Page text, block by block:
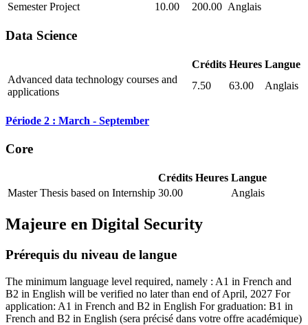
Semester Project
10.00 200.00 Anglais
Data Science
Crédits Heures Langue
Advanced data technology courses and
applications
7.50 63.00 Anglais
Période 2 : March - September
Core
Crédits Heures Langue
Master Thesis based on Internship 30.00 Anglais
Majeure en Digital Security
Prérequis du niveau de langue
The minimum language level required, namely : A1 in French and
B2 in English will be verified no later than end of April, 2027 For
application: A1 in French and B2 in English For graduation: B1 in
French and B2 in English (sera précisé dans votre offre académique)